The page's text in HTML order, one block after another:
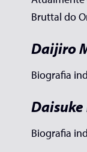
Bruttal do
Daijiro
Biografia
Biografia